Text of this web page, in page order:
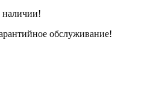
наличии!
обслуживание!